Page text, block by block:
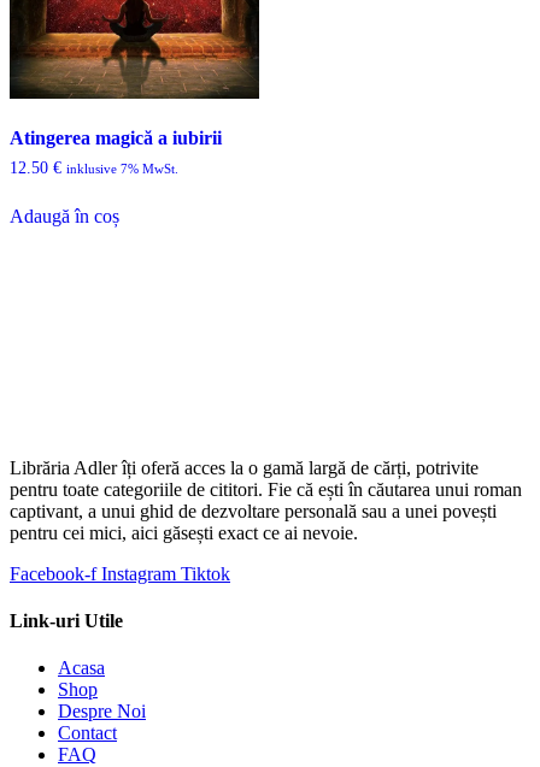
Atingerea magică a iubirii
12.50 € inklusive 7% MwSt.
Adaugă în coș
Librăria Adler îți oferă acces la o gamă largă de cărți, potrivite
pentru toate categoriile de cititori. Fie că ești în căutarea unui roman
captivant, a unui ghid de dezvoltare personală sau a unei povești
pentru cei mici, aici găsești exact ce ai nevoie.
Facebook-f Instagram Tiktok
Link-uri Utile
Acasa
Shop
Despre Noi
Contact
FAQ